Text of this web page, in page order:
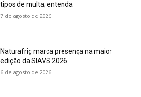
tipos de multa; entenda
7 de agosto de 2026
Naturafrig marca presença na maior
edição da SIAVS 2026
6 de agosto de 2026